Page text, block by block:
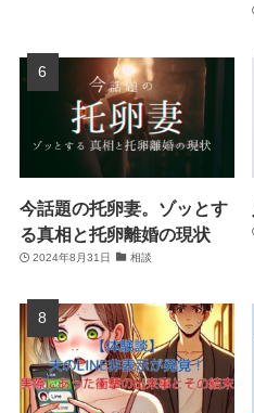
今話題の托卵妻。ゾッとす
る真相と托卵離婚の現状
2024年8月31日 相談